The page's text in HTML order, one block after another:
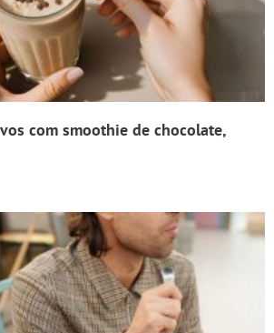
com smoothie de chocolate,